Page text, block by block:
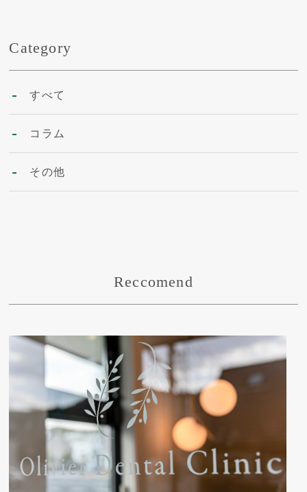
Category
すべて
コラム
その他
Reccomend